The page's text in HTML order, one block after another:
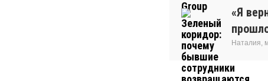
«Я
Наталия,